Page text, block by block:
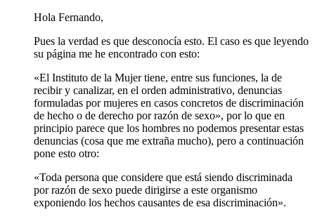
Hola Fernando,
Pues la verdad es que desconocía esto. El caso es que leyendo
su página me he encontrado con esto:
«El Instituto de la Mujer tiene, entre sus funciones, la de
recibir y canalizar, en el orden administrativo, denuncias
formuladas por mujeres en casos concretos de discriminación
de hecho o de derecho por razón de sexo», por lo que en
principio parece que los hombres no podemos presentar estas
denuncias (cosa que me extraña mucho), pero a continuación
pone esto otro:
«Toda persona que considere que está siendo discriminada
por razón de sexo puede dirigirse a este organismo
exponiendo los hechos causantes de esa discriminación».